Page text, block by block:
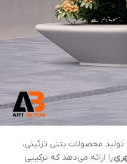
محصولات بتنی تزئینی،
را ارائه می‌دهد که ترکیبی